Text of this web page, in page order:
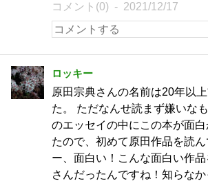
コメント(0) 2021/12/17
ロッキー
原田宗典さんの名前は20年以
た。 ただなんせ読まず嫌いな
のエッセイの中にこの本が面
たので、初めて原田作品を読
ー、面白い！こんな面白い作
さんだったんですね！知らな